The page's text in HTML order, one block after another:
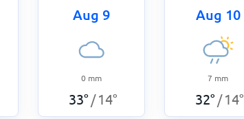
Aug 9
0 mm
33° / 14°
Aug 10
7 mm
32° / 14°